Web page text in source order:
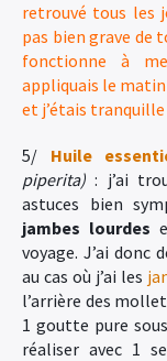
retrouvé tous les
pas bien grave de
fonctionne à
appliquais le
et j’étais
5/ Huile
piperita) : j’ai
astuces bien
jambes lourdes
voyage. J’ai donc
au cas où j’ai les
l’arrière des
1 goutte pure
réaliser avec 1